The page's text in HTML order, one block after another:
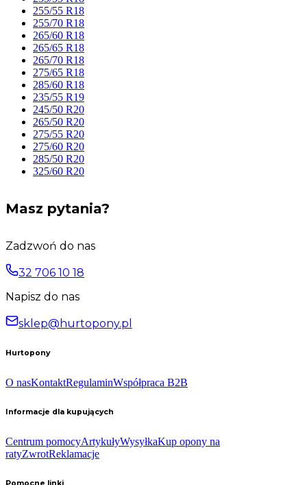
255/55 R18
255/70 R18
265/60 R18
265/65 R18
265/70 R18
275/65 R18
285/60 R18
235/55 R19
245/50 R20
265/50 R20
275/55 R20
275/60 R20
285/50 R20
325/60 R20
Masz pytania?
Zadzwoń do nas
32 706 10 18
Napisz do nas
sklep@hurtopony.pl
Hurtopony
O nasKontaktRegulaminWspółpraca B2B
Informacje dla kupujących
Centrum pomocyArtykułyWysyłkaKup opony na
ratyZwrotReklamacje